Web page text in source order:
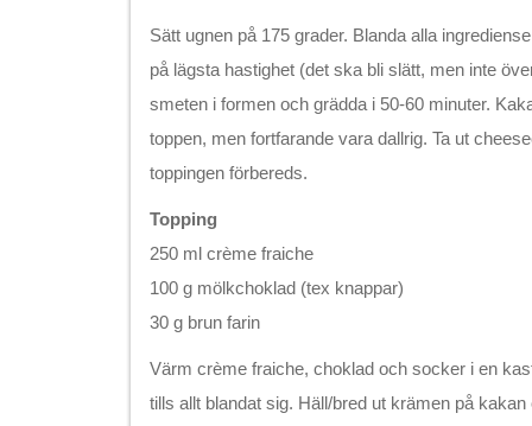
Sätt ugnen på 175 grader. Blanda alla
på lägsta hastighet (det ska bli slätt, men inte
smeten i formen och grädda i 50-60 minuter.
toppen, men fortfarande vara dallrig. Ta ut
toppingen förbereds.
Topping
250 ml crème fraiche
100 g mölkchoklad (tex knappar)
30 g brun farin
Värm crème fraiche, choklad och socker i en
tills allt blandat sig. Häll/bred ut krämen på